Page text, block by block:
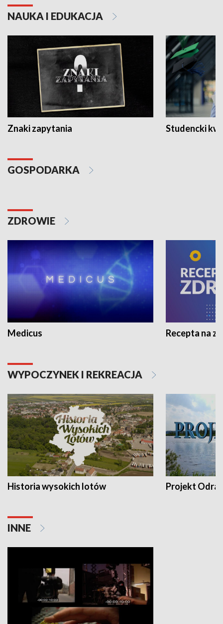
NAUKA I EDUKACJA
Znaki zapytania Studencki
GOSPODARKA
ZDROWIE
Medicus Recepta na
WYPOCZYNEK I REKREACJA
Historia wysokich lotów Projekt Odra
INNE